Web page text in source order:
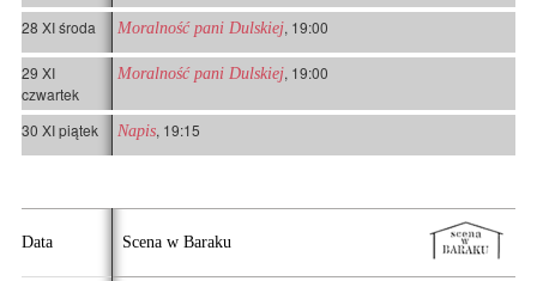
28 XI środa Moralność pani Dulskiej, 19:00
29 XI
czwartek
Moralność pani Dulskiej, 19:00
30 XI piątek Napis, 19:15
Data Scena w Baraku